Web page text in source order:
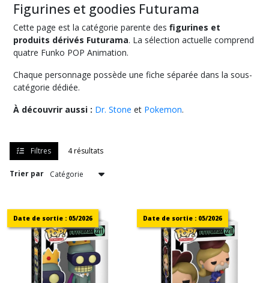
Figurines et goodies Futurama
Cette page est la catégorie parente des figurines et
produits dérivés Futurama. La sélection actuelle comprend
quatre Funko POP Animation.
Chaque personnage possède une fiche séparée dans la sous-
catégorie dédiée.
À découvrir aussi : Dr. Stone et Pokemon.
Filtres 4 résultats
Trier par
Date de sortie : 05/2026 Date de sortie : 05/2026
Afficher
les
résultats